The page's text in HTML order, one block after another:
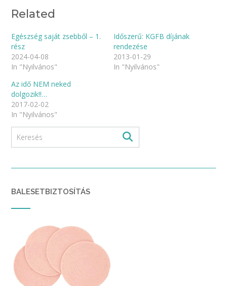
Related
Egészség saját zsebből – 1.
rész
2024-04-08
In "Nyilvános"
Időszerű: KGFB díjának
rendezése
2013-01-29
In "Nyilvános"
Az idő NEM neked
dolgozik!!…
2017-02-02
In "Nyilvános"
BALESETBIZTOSÍTÁS